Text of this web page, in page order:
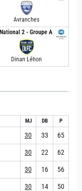
Avranches
National 2 - Groupe A
Dinan Léhon
MJ DB P
30 33 65
30 22 62
30 16 56
30 14 50